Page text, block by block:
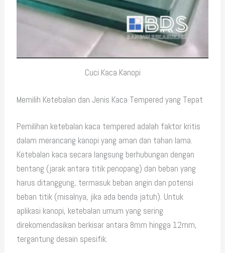
Cuci Kaca Kanopi
Memilih Ketebalan dan Jenis Kaca Tempered yang Tepat
Pemilihan ketebalan kaca tempered adalah faktor kritis
dalam merancang kanopi yang aman dan tahan lama.
Ketebalan kaca secara langsung berhubungan dengan
bentang (jarak antara titik penopang) dan beban yang
harus ditanggung, termasuk beban angin dan potensi
beban titik (misalnya, jika ada benda jatuh). Untuk
aplikasi kanopi, ketebalan umum yang sering
direkomendasikan berkisar antara 8mm hingga 12mm,
tergantung desain spesifik.